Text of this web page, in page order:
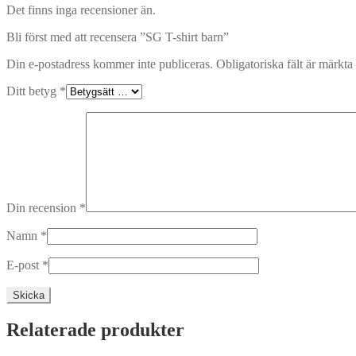
Det finns inga recensioner än.
Bli först med att recensera ”SG T-shirt barn”
Din e-postadress kommer inte publiceras. Obligatoriska fält är märkta
Ditt betyg *
Din recension *
Namn *
E-post *
Relaterade produkter